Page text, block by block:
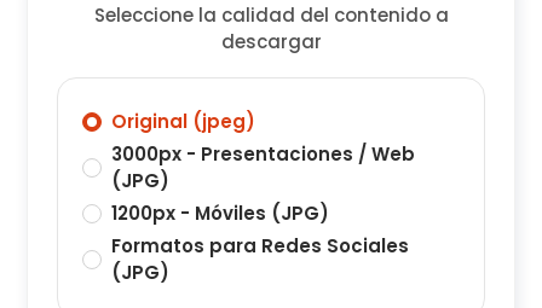
Seleccione la calidad del contenido a
descargar
Original (jpeg)
3000px - Presentaciones / Web
(JPG)
1200px - Móviles (JPG)
Formatos para Redes Sociales
(JPG)